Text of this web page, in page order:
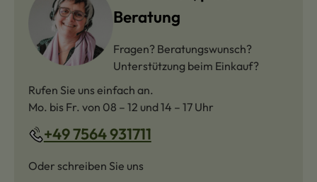
Beratung
Fragen? Beratungswunsch?
Unterstützung beim Einkauf?
Rufen Sie uns einfach an.
Mo. bis Fr. von 08 – 12 und 14 – 17 Uhr
+49 7564 931711
Oder schreiben Sie uns